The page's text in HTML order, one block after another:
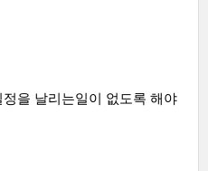
을 날리는일이 없도록 해야